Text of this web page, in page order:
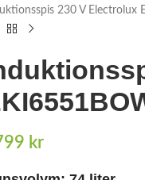
230 V Electrolux
kr